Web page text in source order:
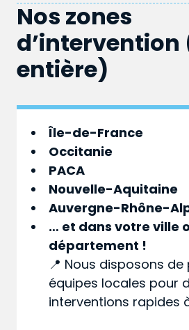
Nos zones
d’intervention
entière)
Île-de-France
Occitanie
PACA
Nouvelle-Aquitaine
Auvergne-Rhône-
… et dans votreville
département !
📍 Nous disposons de
équipes locales pour
interventions rapides